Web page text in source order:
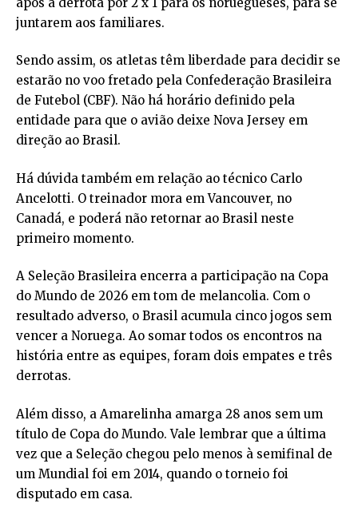
juntarem aos familiares.
Sendo assim, os atletas têm liberdade para decidir se
estarão no voo fretado pela Confederação Brasileira
de Futebol (CBF). Não há horário definido pela
entidade para que o avião deixe Nova Jersey em
direção ao Brasil.
Há dúvida também em relação ao técnico Carlo
Ancelotti. O treinador mora em Vancouver, no
Canadá, e poderá não retornar ao Brasil neste
primeiro momento.
A Seleção Brasileira encerra a participação na Copa
do Mundo de 2026 em tom de melancolia. Com o
resultado adverso, o Brasil acumula cinco jogos sem
vencer a Noruega. Ao somar todos os encontros na
história entre as equipes, foram dois empates e três
derrotas.
Além disso, a Amarelinha amarga 28 anos sem um
título de Copa do Mundo. Vale lembrar que a última
vez que a Seleção chegou pelo menos à semifinal de
um Mundial foi em 2014, quando o torneio foi
disputado em casa.